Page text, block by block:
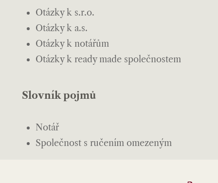
Otázky k s.r.o.
Otázky k a.s.
Otázky k notářům
Otázky k ready made společnostem
Slovník pojmů
Notář
Společnost s ručením omezeným